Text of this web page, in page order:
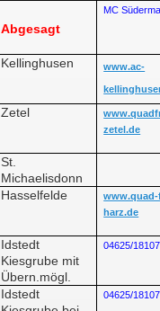
Abgesagt
MC
Kellinghusen www.ac-
Zetel
zetel.de
St.
Michaelisdonn
Hasselfelde
harz.de
Idstedt
Kiesgrube mit
Übern.mögl.
04625/
Idstedt
04625/